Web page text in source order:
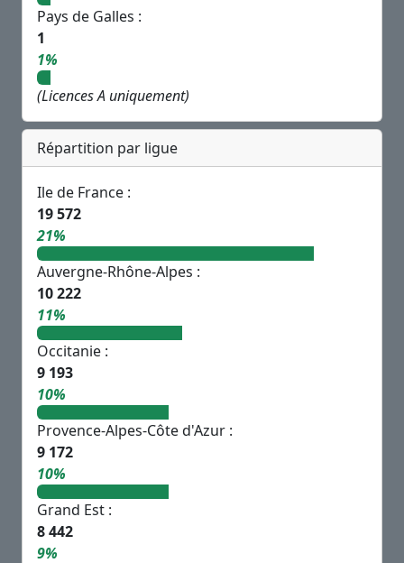
Pays de Galles :
1
1%
(Licences A uniquement)
Répartition par ligue
Ile de France :
19 572
21%
Auvergne-Rhône-Alpes :
10 222
11%
Occitanie :
9 193
10%
Provence-Alpes-Côte d'Azur :
9 172
10%
Grand Est :
8 442
9%